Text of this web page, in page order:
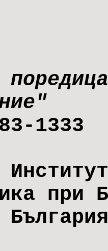
1333
при